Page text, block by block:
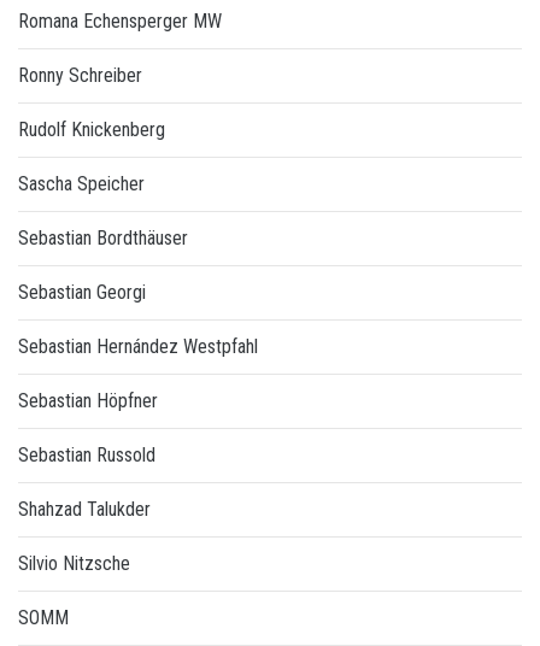
Romana Echensperger MW
Ronny Schreiber
Rudolf Knickenberg
Sascha Speicher
Sebastian Bordthäuser
Sebastian Georgi
Sebastian Hernández Westpfahl
Sebastian Höpfner
Sebastian Russold
Shahzad Talukder
Silvio Nitzsche
SOMM